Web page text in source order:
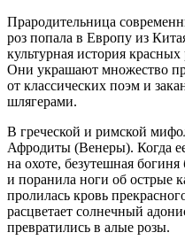
Прародительница
роз попала в Европу из
культурная история
Они украшают множество
от классических поэм и
шлягерами.
В греческой и римской
Афродиты (Венеры). Когда
на охоте, безутешная
и поранила ноги об острые
пролилась кровь
расцветает солнечный
превратились в алые розы.